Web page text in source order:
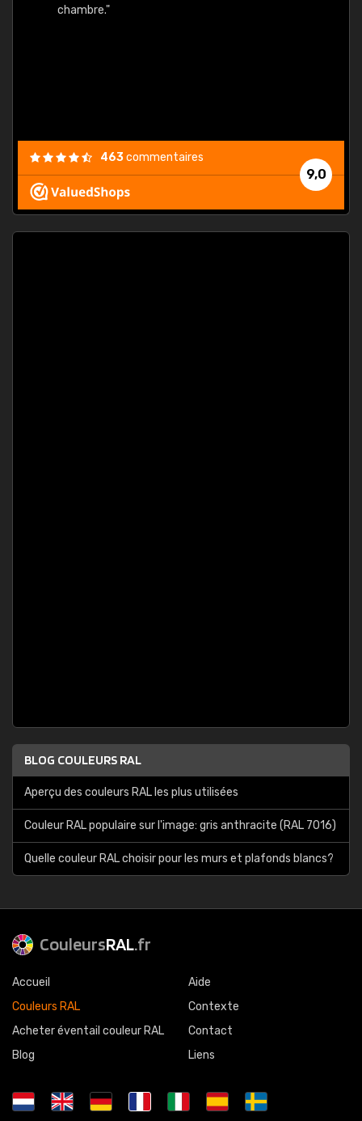
chambre."
9,0
463commentaires
BLOG COULEURS RAL
Aperçu des couleurs RAL les plus utilisées
Couleur RAL populaire sur l'image: gris anthracite (RAL 7016)
Quelle couleur RAL choisir pour les murs et plafonds blancs?
CouleursRAL.fr
Accueil
Couleurs RAL
Acheter éventail couleur RAL
Blog
Aide
Contexte
Contact
Liens